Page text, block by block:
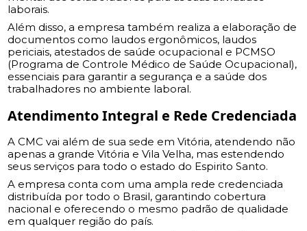
laborais.
Além disso, a empresa também realiza a elaboração de
documentos como laudos ergonômicos, laudos
periciais, atestados de saúde ocupacional e PCMSO
(Programa de Controle Médico de Saúde Ocupacional),
essenciais para garantir a segurança e a saúde dos
trabalhadores no ambiente laboral.
Atendimento Integral e Rede Credenciada
A CMC vai além de sua sede em Vitória, atendendo não
apenas a grande Vitória e Vila Velha, mas estendendo
seus serviços para todo o estado do Espirito Santo.
A empresa conta com uma ampla rede credenciada
distribuída por todo o Brasil, garantindo cobertura
nacional e oferecendo o mesmo padrão de qualidade
em qualquer região do país.